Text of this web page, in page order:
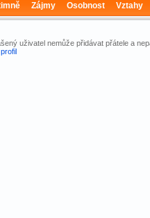
Zájmy Osobnost Vztahy
uživatel nemůže přidávat přátele a